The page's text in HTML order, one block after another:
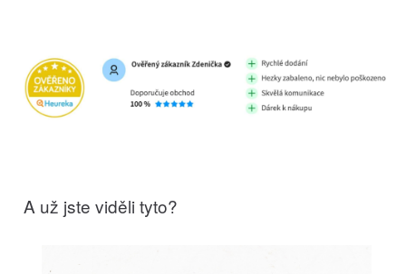
A už jste viděli tyto?